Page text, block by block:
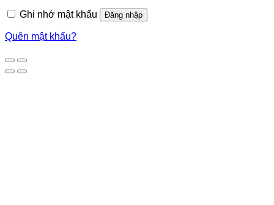
Ghi nhớ mật khẩu Đăng nhập
Quên mật khẩu?